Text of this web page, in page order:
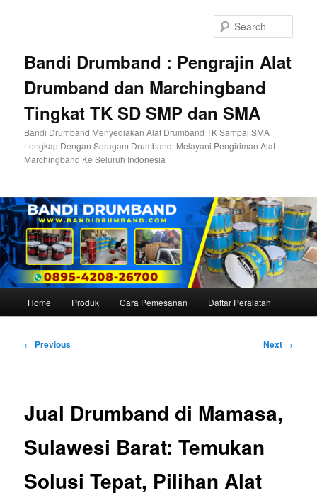
Bandi Drumband : Pengrajin Alat
Drumband dan Marchingband
Tingkat TK SD SMP dan SMA
Bandi Drumband Menyediakan Alat Drumband TK Sampai SMA
Lengkap Dengan Seragam Drumband. Melayani Pengiriman Alat
Marchingband Ke Seluruh Indonesia
Home Produk Cara Pemesanan Daftar Peralatan
Post
← Previous Next →
Jual Drumband di Mamasa,
Sulawesi Barat: Temukan
Solusi Tepat, Pilihan Alat